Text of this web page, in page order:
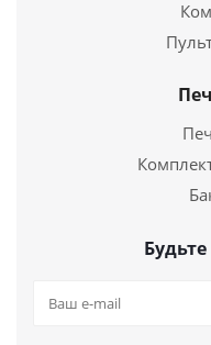
Будьте